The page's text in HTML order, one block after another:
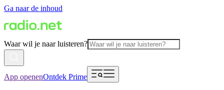
Ga naar de inhoud
Waar wil je naar luisteren?
App openenOntdek Prime